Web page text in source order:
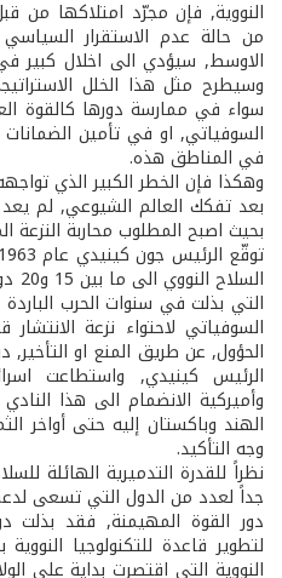
النووية, فإن مجرّد امتلاكها
من حالة عدم الاستقرار
الاوسط, سيؤدي الى اخلال كبير في
وسيطرح مثل هذا الخلل
سواء في ممارسة دورها كالقوة
السوفياتي, او في تأمين الضمانات
في المناطق هذه.
وهكذا فإن الخطر الكبير الذي
بعد تفكك العالم الشيوعي, لم
بحيث اصبح المطلوب محاربة النزعة
التي بذلت في سنوات الحرب الباردة
السوفياتي لاحتواء نزعة
الحؤول, عن طريق المنع او
الرئيس كينيدي, واستطاعت
وأميركية الانضمام الى هذا
الهند وباكستان إليه حتى أواخر
وجه التأكيد.
نظراً للقدرة التدميرية الهائلة
جداً لعدد من الدول التي تسعى
دور القوة المهيمنة, فقد بذلت
لتطوير قاعدة للتكنولوجيا
النووية التي اقتصرت بداية على